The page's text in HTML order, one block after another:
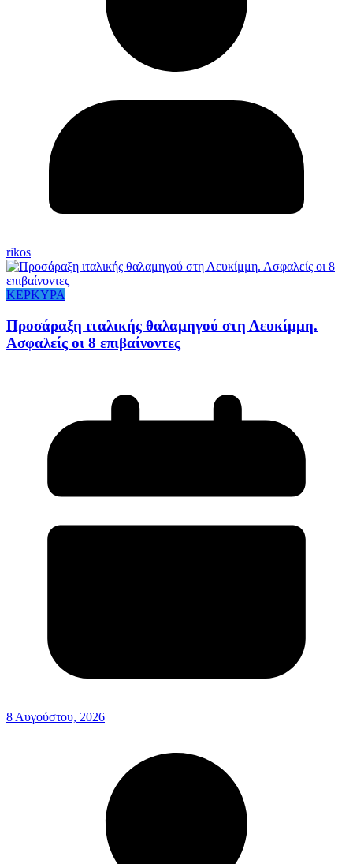
rikos
ΚΕΡΚΥΡΑ
Προσάραξη ιταλικής θαλαμηγού στη Λευκίμμη.
Ασφαλείς οι 8 επιβαίνοντες
8 Αυγούστου, 2026